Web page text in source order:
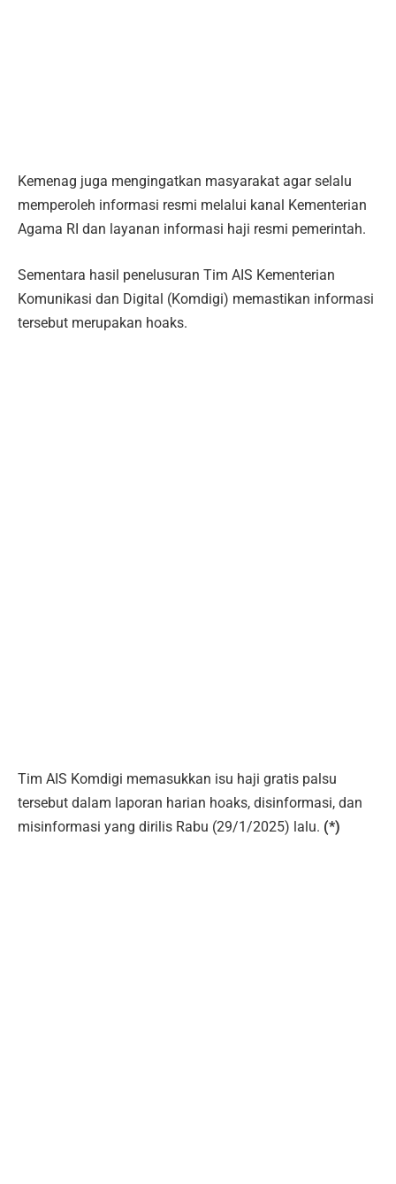
Kemenag juga mengingatkan masyarakat agar selalu
memperoleh informasi resmi melalui kanal Kementerian
Agama RI dan layanan informasi haji resmi pemerintah.
Sementara hasil penelusuran Tim AIS Kementerian
Komunikasi dan Digital (Komdigi) memastikan informasi
tersebut merupakan hoaks.
Tim AIS Komdigi memasukkan isu haji gratis palsu
tersebut dalam laporan harian hoaks, disinformasi, dan
misinformasi yang dirilis Rabu (29/1/2025) lalu. (*)